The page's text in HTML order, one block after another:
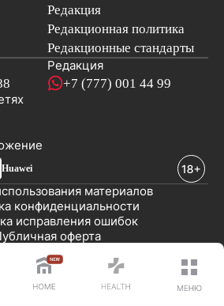
Редакция
Редакционная политика
Редакционные стандарты
Редакция
+7 (777) 001 44 99
новостей
Huawei
оферта
исправления ошибок
конфиденциальности
материалов
2026 ТОО «EML»